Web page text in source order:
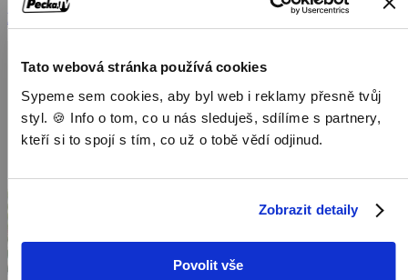
Tato webová stránka používá cookies
Sypeme sem cookies, aby byl web i reklamy přesně tvůj
styl. 🍪 Info o tom, co u nás sleduješ, sdílíme s partnery,
kteří si to spojí s tím, co už o tobě vědí odjinud.
Zobrazit detaily
Povolit vše
Dokumenty / Přírodovědné dokumenty